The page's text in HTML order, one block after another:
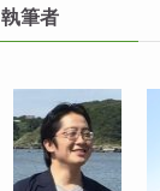
執筆者